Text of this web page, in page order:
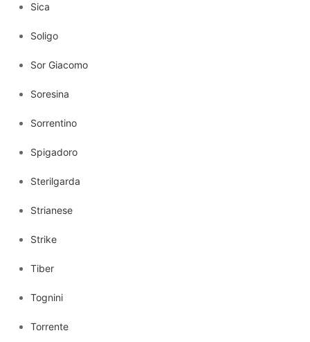
Sica
Soligo
Sor Giacomo
Soresina
Sorrentino
Spigadoro
Sterilgarda
Strianese
Strike
Tiber
Tognini
Torrente